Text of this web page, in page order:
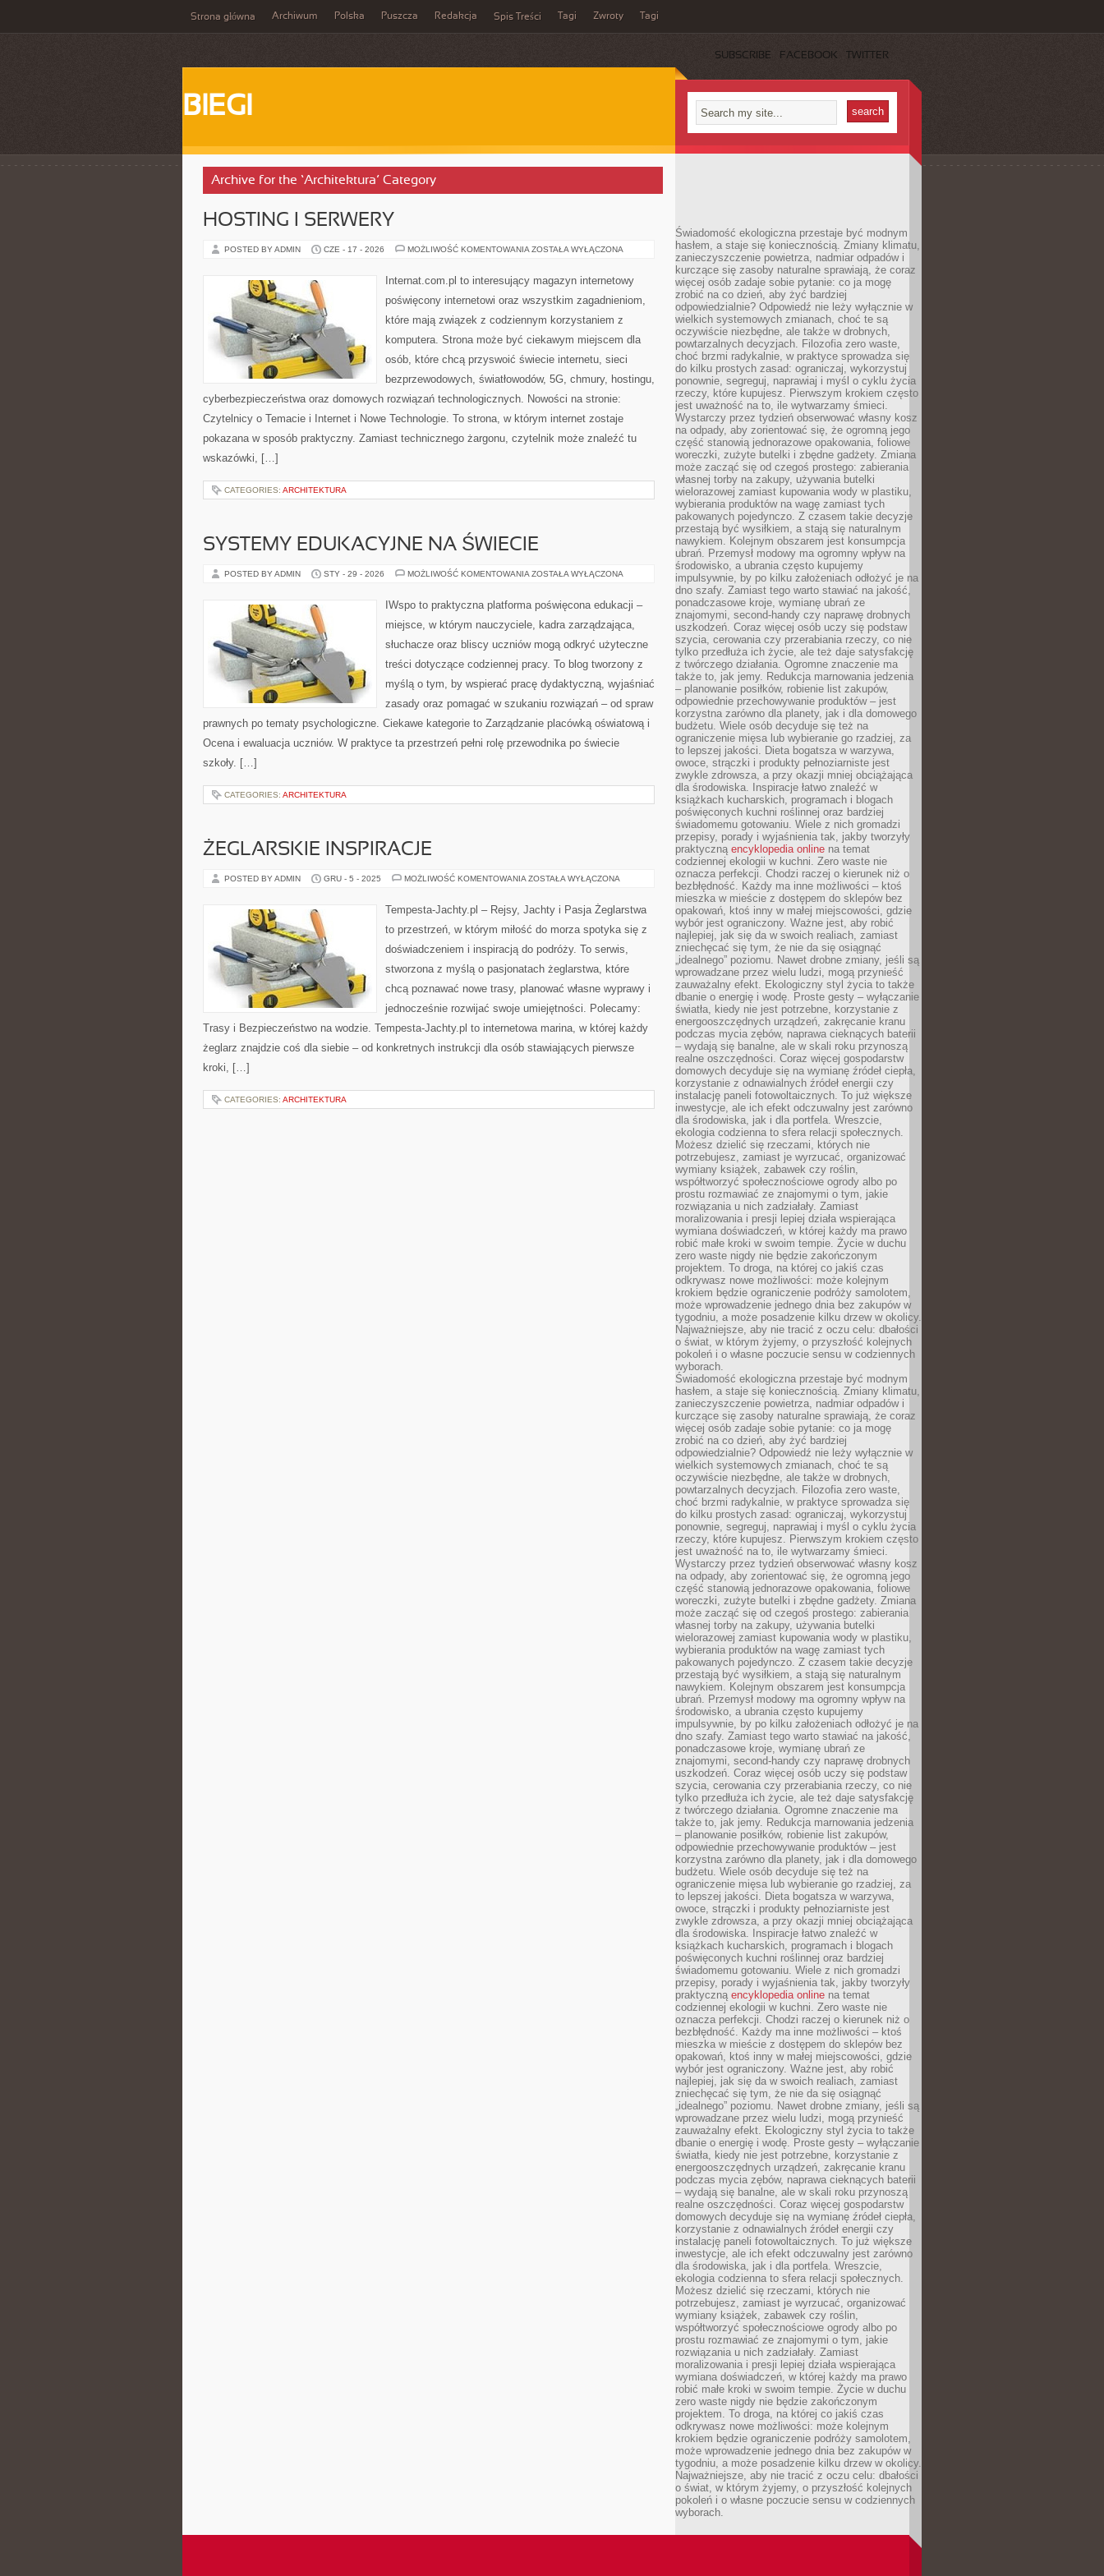
Strona główna Archiwum Polska Puszcza Redakcja Spis Treści Tagi Zwroty Tagi
SUBSCRIBE FACEBOOK TWITTER
BIEGI
Archive for the ‘Architektura’ Category
HOSTING I SERWERY
POSTED BY ADMIN CZE - 17 - 2026 MOŻLIWOŚĆ KOMENTOWANIA HOSTING
ZOSTAŁA WYŁĄCZONA
Internat.com.pl to interesujący magazyn internetowy
poświęcony internetowi oraz wszystkim zagadnieniom,
które mają związek z codziennym korzystaniem z
komputera. Strona może być ciekawym miejscem dla
osób, które chcą przyswoić świecie internetu, sieci
bezprzewodowych, światłowodów, 5G, chmury, hostingu,
cyberbezpieczeństwa oraz domowych rozwiązań technologicznych. Nowości na stronie:
Czytelnicy o Temacie i Internet i Nowe Technologie. To strona, w którym internet zostaje
pokazana w sposób praktyczny. Zamiast technicznego żargonu, czytelnik może znaleźć tu
wskazówki, […]
CATEGORIES: ARCHITEKTURA
SYSTEMY EDUKACYJNE NA ŚWIECIE
POSTED BY ADMIN STY - 29 - 2026 MOŻLIWOŚĆ KOMENTOWANIA SYSTEMY
ŚWIECIE
ZOSTAŁA WYŁĄCZONA
IWspo to praktyczna platforma poświęcona edukacji –
miejsce, w którym nauczyciele, kadra zarządzająca,
słuchacze oraz bliscy uczniów mogą odkryć użyteczne
treści dotyczące codziennej pracy. To blog tworzony z
myślą o tym, by wspierać pracę dydaktyczną, wyjaśniać
zasady oraz pomagać w szukaniu rozwiązań – od spraw
prawnych po tematy psychologiczne. Ciekawe kategorie to Zarządzanie placówką oświatową i
Ocena i ewaluacja uczniów. W praktyce ta przestrzeń pełni rolę przewodnika po świecie
szkoły. […]
CATEGORIES: ARCHITEKTURA
ŻEGLARSKIE INSPIRACJE
POSTED BY ADMIN GRU - 5 - 2025 MOŻLIWOŚĆ KOMENTOWANIA ŻEGLARSKIE
ZOSTAŁA WYŁĄCZONA
Tempesta-Jachty.pl – Rejsy, Jachty i Pasja Żeglarstwa
to przestrzeń, w którym miłość do morza spotyka się z
doświadczeniem i inspiracją do podróży. To serwis,
stworzona z myślą o pasjonatach żeglarstwa, które
chcą poznawać nowe trasy, planować własne wyprawy i
jednocześnie rozwijać swoje umiejętności. Polecamy:
Trasy i Bezpieczeństwo na wodzie. Tempesta-Jachty.pl to internetowa marina, w której każdy
żeglarz znajdzie coś dla siebie – od konkretnych instrukcji dla osób stawiających pierwsze
kroki, […]
CATEGORIES: ARCHITEKTURA
Świadomość ekologiczna przestaje być modnym
hasłem, a staje się koniecznością. Zmiany klimatu,
zanieczyszczenie powietrza, nadmiar odpadów i
kurczące się zasoby naturalne sprawiają, że coraz
więcej osób zadaje sobie pytanie: co ja mogę
zrobić na co dzień, aby żyć bardziej
odpowiedzialnie? Odpowiedź nie leży wyłącznie w
wielkich systemowych zmianach, choć te są
oczywiście niezbędne, ale także w drobnych,
powtarzalnych decyzjach. Filozofia zero waste,
choć brzmi radykalnie, w praktyce sprowadza się
do kilku prostych zasad: ograniczaj, wykorzystuj
ponownie, segreguj, naprawiaj i myśl o cyklu życia
rzeczy, które kupujesz. Pierwszym krokiem często
jest uważność na to, ile wytwarzamy śmieci.
Wystarczy przez tydzień obserwować własny kosz
na odpady, aby zorientować się, że ogromną jego
część stanowią jednorazowe opakowania, foliowe
woreczki, zużyte butelki i zbędne gadżety. Zmiana
może zacząć się od czegoś prostego: zabierania
własnej torby na zakupy, używania butelki
wielorazowej zamiast kupowania wody w plastiku,
wybierania produktów na wagę zamiast tych
pakowanych pojedynczo. Z czasem takie decyzje
przestają być wysiłkiem, a stają się naturalnym
nawykiem. Kolejnym obszarem jest konsumpcja
ubrań. Przemysł modowy ma ogromny wpływ na
środowisko, a ubrania często kupujemy
impulsywnie, by po kilku założeniach odłożyć je na
dno szafy. Zamiast tego warto stawiać na jakość,
ponadczasowe kroje, wymianę ubrań ze
znajomymi, second-handy czy naprawę drobnych
uszkodzeń. Coraz więcej osób uczy się podstaw
szycia, cerowania czy przerabiania rzeczy, co nie
tylko przedłuża ich życie, ale też daje satysfakcję
z twórczego działania. Ogromne znaczenie ma
także to, jak jemy. Redukcja marnowania jedzenia
– planowanie posiłków, robienie list zakupów,
odpowiednie przechowywanie produktów – jest
korzystna zarówno dla planety, jak i dla domowego
budżetu. Wiele osób decyduje się też na
ograniczenie mięsa lub wybieranie go rzadziej, za
to lepszej jakości. Dieta bogatsza w warzywa,
owoce, strączki i produkty pełnoziarniste jest
zwykle zdrowsza, a przy okazji mniej obciążająca
dla środowiska. Inspiracje łatwo znaleźć w
książkach kucharskich, programach i blogach
poświęconych kuchni roślinnej oraz bardziej
świadomemu gotowaniu. Wiele z nich gromadzi
przepisy, porady i wyjaśnienia tak, jakby tworzyły
praktyczną encyklopedia online na temat
codziennej ekologii w kuchni. Zero waste nie
oznacza perfekcji. Chodzi raczej o kierunek niż o
bezbłędność. Każdy ma inne możliwości – ktoś
mieszka w mieście z dostępem do sklepów bez
opakowań, ktoś inny w małej miejscowości, gdzie
wybór jest ograniczony. Ważne jest, aby robić
najlepiej, jak się da w swoich realiach, zamiast
zniechęcać się tym, że nie da się osiągnąć
„idealnego” poziomu. Nawet drobne zmiany, jeśli są
wprowadzane przez wielu ludzi, mogą przynieść
zauważalny efekt. Ekologiczny styl życia to także
dbanie o energię i wodę. Proste gesty – wyłączanie
światła, kiedy nie jest potrzebne, korzystanie z
energooszczędnych urządzeń, zakręcanie kranu
podczas mycia zębów, naprawa cieknących baterii
– wydają się banalne, ale w skali roku przynoszą
realne oszczędności. Coraz więcej gospodarstw
domowych decyduje się na wymianę źródeł ciepła,
korzystanie z odnawialnych źródeł energii czy
instalację paneli fotowoltaicznych. To już większe
inwestycje, ale ich efekt odczuwalny jest zarówno
dla środowiska, jak i dla portfela. Wreszcie,
ekologia codzienna to sfera relacji społecznych.
Możesz dzielić się rzeczami, których nie
potrzebujesz, zamiast je wyrzucać, organizować
wymiany książek, zabawek czy roślin,
współtworzyć społecznościowe ogrody albo po
prostu rozmawiać ze znajomymi o tym, jakie
rozwiązania u nich zadziałały. Zamiast
moralizowania i presji lepiej działa wspierająca
wymiana doświadczeń, w której każdy ma prawo
robić małe kroki w swoim tempie. Życie w duchu
zero waste nigdy nie będzie zakończonym
projektem. To droga, na której co jakiś czas
odkrywasz nowe możliwości: może kolejnym
krokiem będzie ograniczenie podróży samolotem,
może wprowadzenie jednego dnia bez zakupów w
tygodniu, a może posadzenie kilku drzew w okolicy.
Najważniejsze, aby nie tracić z oczu celu: dbałości
o świat, w którym żyjemy, o przyszłość kolejnych
pokoleń i o własne poczucie sensu w codziennych
wyborach.
Świadomość ekologiczna przestaje być modnym
hasłem, a staje się koniecznością. Zmiany klimatu,
zanieczyszczenie powietrza, nadmiar odpadów i
kurczące się zasoby naturalne sprawiają, że coraz
więcej osób zadaje sobie pytanie: co ja mogę
zrobić na co dzień, aby żyć bardziej
odpowiedzialnie? Odpowiedź nie leży wyłącznie w
wielkich systemowych zmianach, choć te są
oczywiście niezbędne, ale także w drobnych,
powtarzalnych decyzjach. Filozofia zero waste,
choć brzmi radykalnie, w praktyce sprowadza się
do kilku prostych zasad: ograniczaj, wykorzystuj
ponownie, segreguj, naprawiaj i myśl o cyklu życia
rzeczy, które kupujesz. Pierwszym krokiem często
jest uważność na to, ile wytwarzamy śmieci.
Wystarczy przez tydzień obserwować własny kosz
na odpady, aby zorientować się, że ogromną jego
część stanowią jednorazowe opakowania, foliowe
woreczki, zużyte butelki i zbędne gadżety. Zmiana
może zacząć się od czegoś prostego: zabierania
własnej torby na zakupy, używania butelki
wielorazowej zamiast kupowania wody w plastiku,
wybierania produktów na wagę zamiast tych
pakowanych pojedynczo. Z czasem takie decyzje
przestają być wysiłkiem, a stają się naturalnym
nawykiem. Kolejnym obszarem jest konsumpcja
ubrań. Przemysł modowy ma ogromny wpływ na
środowisko, a ubrania często kupujemy
impulsywnie, by po kilku założeniach odłożyć je na
dno szafy. Zamiast tego warto stawiać na jakość,
ponadczasowe kroje, wymianę ubrań ze
znajomymi, second-handy czy naprawę drobnych
uszkodzeń. Coraz więcej osób uczy się podstaw
szycia, cerowania czy przerabiania rzeczy, co nie
tylko przedłuża ich życie, ale też daje satysfakcję
z twórczego działania. Ogromne znaczenie ma
także to, jak jemy. Redukcja marnowania jedzenia
– planowanie posiłków, robienie list zakupów,
odpowiednie przechowywanie produktów – jest
korzystna zarówno dla planety, jak i dla domowego
budżetu. Wiele osób decyduje się też na
ograniczenie mięsa lub wybieranie go rzadziej, za
to lepszej jakości. Dieta bogatsza w warzywa,
owoce, strączki i produkty pełnoziarniste jest
zwykle zdrowsza, a przy okazji mniej obciążająca
dla środowiska. Inspiracje łatwo znaleźć w
książkach kucharskich, programach i blogach
poświęconych kuchni roślinnej oraz bardziej
świadomemu gotowaniu. Wiele z nich gromadzi
przepisy, porady i wyjaśnienia tak, jakby tworzyły
praktyczną encyklopedia online na temat
codziennej ekologii w kuchni. Zero waste nie
oznacza perfekcji. Chodzi raczej o kierunek niż o
bezbłędność. Każdy ma inne możliwości – ktoś
mieszka w mieście z dostępem do sklepów bez
opakowań, ktoś inny w małej miejscowości, gdzie
wybór jest ograniczony. Ważne jest, aby robić
najlepiej, jak się da w swoich realiach, zamiast
zniechęcać się tym, że nie da się osiągnąć
„idealnego” poziomu. Nawet drobne zmiany, jeśli są
wprowadzane przez wielu ludzi, mogą przynieść
zauważalny efekt. Ekologiczny styl życia to także
dbanie o energię i wodę. Proste gesty – wyłączanie
światła, kiedy nie jest potrzebne, korzystanie z
energooszczędnych urządzeń, zakręcanie kranu
podczas mycia zębów, naprawa cieknących baterii
– wydają się banalne, ale w skali roku przynoszą
realne oszczędności. Coraz więcej gospodarstw
domowych decyduje się na wymianę źródeł ciepła,
korzystanie z odnawialnych źródeł energii czy
instalację paneli fotowoltaicznych. To już większe
inwestycje, ale ich efekt odczuwalny jest zarówno
dla środowiska, jak i dla portfela. Wreszcie,
ekologia codzienna to sfera relacji społecznych.
Możesz dzielić się rzeczami, których nie
potrzebujesz, zamiast je wyrzucać, organizować
wymiany książek, zabawek czy roślin,
współtworzyć społecznościowe ogrody albo po
prostu rozmawiać ze znajomymi o tym, jakie
rozwiązania u nich zadziałały. Zamiast
moralizowania i presji lepiej działa wspierająca
wymiana doświadczeń, w której każdy ma prawo
robić małe kroki w swoim tempie. Życie w duchu
zero waste nigdy nie będzie zakończonym
projektem. To droga, na której co jakiś czas
odkrywasz nowe możliwości: może kolejnym
krokiem będzie ograniczenie podróży samolotem,
może wprowadzenie jednego dnia bez zakupów w
tygodniu, a może posadzenie kilku drzew w okolicy.
Najważniejsze, aby nie tracić z oczu celu: dbałości
o świat, w którym żyjemy, o przyszłość kolejnych
pokoleń i o własne poczucie sensu w codziennych
wyborach.